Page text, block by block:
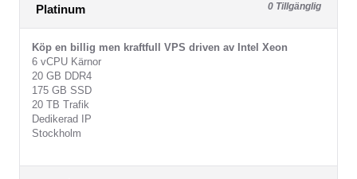
Platinum 0 Tillgänglig
Köp en billig men kraftfull VPS driven av Intel Xeon
6 vCPU Kärnor
20 GB DDR4
175 GB SSD
20 TB Trafik
Dedikerad IP
Stockholm